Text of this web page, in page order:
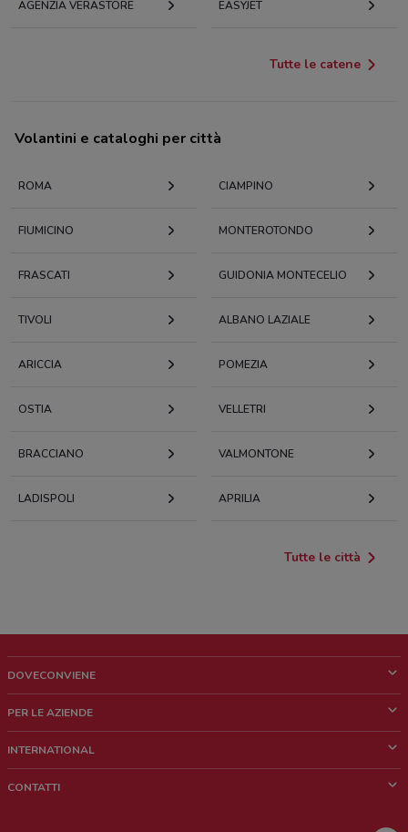
AGENZIA VERASTORE EASYJET
Tutte le catene
Volantini e cataloghi per città
ROMA CIAMPINO
FIUMICINO MONTEROTONDO
FRASCATI GUIDONIA MONTECELIO
TIVOLI ALBANO LAZIALE
ARICCIA POMEZIA
OSTIA VELLETRI
BRACCIANO VALMONTONE
LADISPOLI APRILIA
Tutte le città
DOVECONVIENE
Chi siamo
Lavora con noi
PER LE AZIENDE
Richieste commerciali e marketing
INTERNATIONAL
CONTATTI